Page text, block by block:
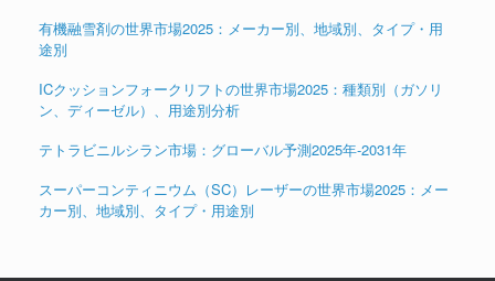
有機融雪剤の世界市場2025：メーカー別、地域別、タイプ・用
途別
ICクッションフォークリフトの世界市場2025：種類別（ガソリ
ン、ディーゼル）、用途別分析
テトラビニルシラン市場：グローバル予測2025年-2031年
スーパーコンティニウム（SC）レーザーの世界市場2025：メー
カー別、地域別、タイプ・用途別